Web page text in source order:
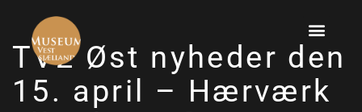
TV2 Øst nyheder den
15. april – Hærværk